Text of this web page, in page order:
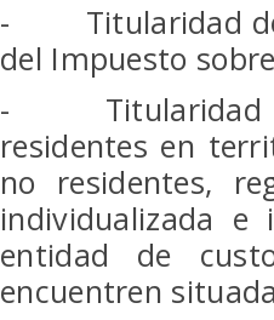
- Titularidad de
del Impuesto
- Titularidad de
residentes en
no residentes,
individualizada e
entidad de
encuentren